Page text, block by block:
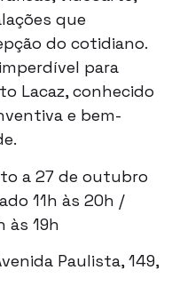
que
do cotidiano.
para
Lacaz, conhecido
e bem-
a 27 de outubro
11h às 20h /
às 19h
Paulista, 149,